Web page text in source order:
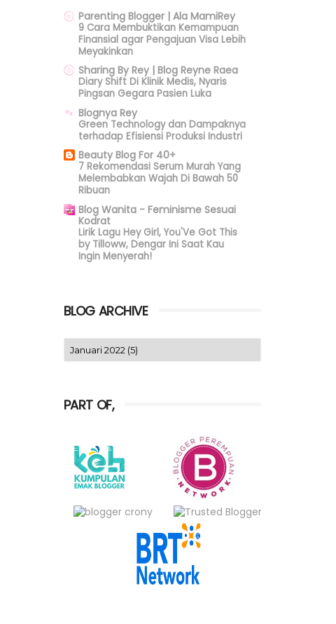
Parenting Blogger | Ala MamiRey
9 Cara Membuktikan Kemampuan
Finansial agar Pengajuan Visa Lebih
Meyakinkan
Sharing By Rey | Blog Reyne Raea
Diary Shift Di Klinik Medis, Nyaris
Pingsan Gegara Pasien Luka
Blognya Rey
Green Technology dan Dampaknya
terhadap Efisiensi Produksi Industri
Beauty Blog For 40+
7 Rekomendasi Serum Murah Yang
Melembabkan Wajah Di Bawah 50
Ribuan
Blog Wanita - Feminisme Sesuai
Kodrat
Lirik Lagu Hey Girl, You'Ve Got This
by Tilloww, Dengar Ini Saat Kau
Ingin Menyerah!
BLOG ARCHIVE
PART OF,